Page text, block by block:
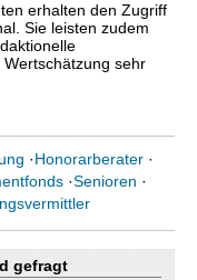
erhalten den Zugriff
Sie leisten zudem
sehr
·Honorarberater ·
·Senioren ·
gefragt